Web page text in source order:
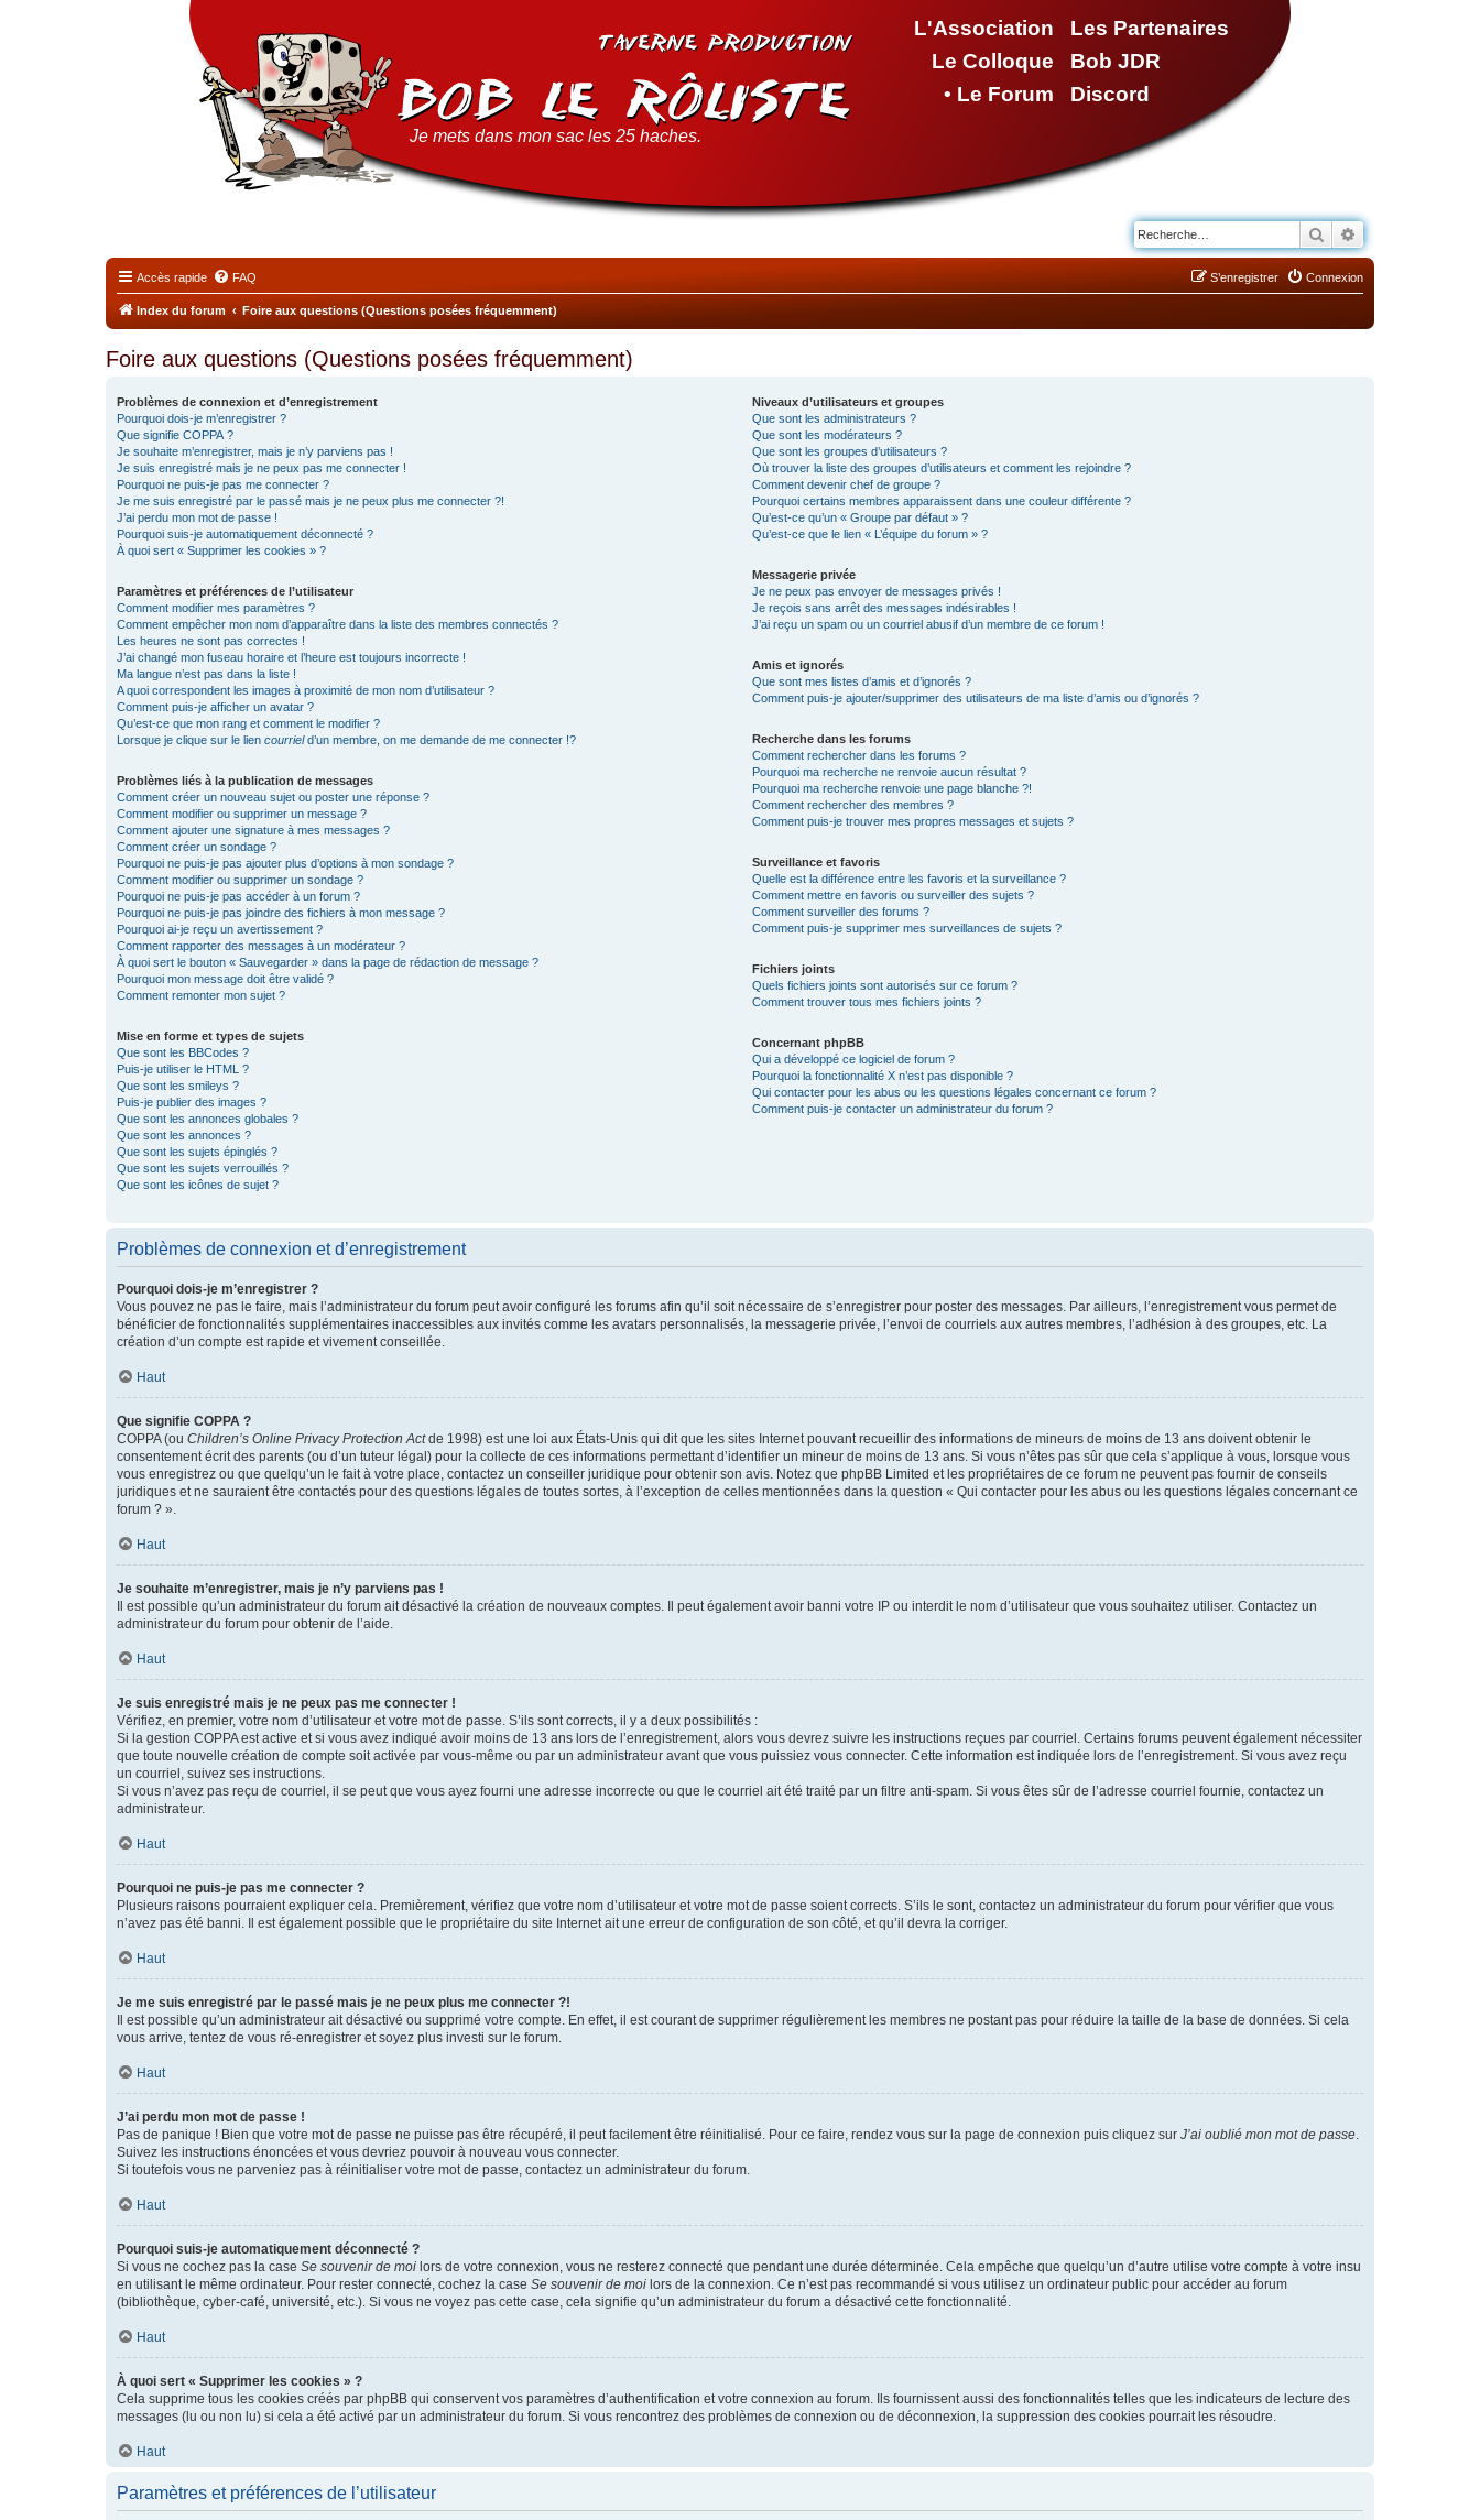
L'Association
Le Colloque
• Le Forum
Les Partenaires
Bob JDR
Discord
Je mets dans mon sac les 25 haches.
Rechercher
Accès rapide FAQ Connexion
S’enregistrer
Index du forum Foire aux questions (Questions posées fréquemment)
Foire aux questions (Questions posées fréquemment)
Problèmes de connexion et d’enregistrement
Pourquoi dois-je m’enregistrer ?
Que signifie COPPA ?
Je souhaite m’enregistrer, mais je n’y parviens pas !
Je suis enregistré mais je ne peux pas me connecter !
Pourquoi ne puis-je pas me connecter ?
Je me suis enregistré par le passé mais je ne peux plus me connecter ?!
J’ai perdu mon mot de passe !
Pourquoi suis-je automatiquement déconnecté ?
À quoi sert « Supprimer les cookies » ?
Paramètres et préférences de l’utilisateur
Comment modifier mes paramètres ?
Comment empêcher mon nom d’apparaître dans la liste des membres connectés ?
Les heures ne sont pas correctes !
J’ai changé mon fuseau horaire et l’heure est toujours incorrecte !
Ma langue n’est pas dans la liste !
A quoi correspondent les images à proximité de mon nom d’utilisateur ?
Comment puis-je afficher un avatar ?
Qu’est-ce que mon rang et comment le modifier ?
Lorsque je clique sur le lien courrield’un membre, on me demande de me connecter !?
Problèmes liés à la publication de messages
Comment créer un nouveau sujet ou poster une réponse ?
Comment modifier ou supprimer un message ?
Comment ajouter une signature à mes messages ?
Comment créer un sondage ?
Pourquoi ne puis-je pas ajouter plus d’options à mon sondage ?
Comment modifier ou supprimer un sondage ?
Pourquoi ne puis-je pas accéder à un forum ?
Pourquoi ne puis-je pas joindre des fichiers à mon message ?
Pourquoi ai-je reçu un avertissement ?
Comment rapporter des messages à un modérateur ?
À quoi sert le bouton « Sauvegarder » dans la page de rédaction de message ?
Pourquoi mon message doit être validé ?
Comment remonter mon sujet ?
Mise en forme et types de sujets
Que sont les BBCodes ?
Puis-je utiliser le HTML ?
Que sont les smileys ?
Puis-je publier des images ?
Que sont les annonces globales ?
Que sont les annonces ?
Que sont les sujets épinglés ?
Que sont les sujets verrouillés ?
Que sont les icônes de sujet ?
Niveaux d’utilisateurs et groupes
Que sont les administrateurs ?
Que sont les modérateurs ?
Que sont les groupes d’utilisateurs ?
Où trouver la liste des groupes d’utilisateurs et comment les rejoindre ?
Comment devenir chef de groupe ?
Pourquoi certains membres apparaissent dans une couleur différente ?
Qu’est-ce qu’un « Groupe par défaut » ?
Qu’est-ce que le lien « L’équipe du forum » ?
Messagerie privée
Je ne peux pas envoyer de messages privés !
Je reçois sans arrêt des messages indésirables !
J’ai reçu un spam ou un courriel abusif d’un membre de ce forum !
Amis et ignorés
Que sont mes listes d’amis et d’ignorés ?
Comment puis-je ajouter/supprimer des utilisateurs de ma liste d’amis ou d’ignorés ?
Recherche dans les forums
Comment rechercher dans les forums ?
Pourquoi ma recherche ne renvoie aucun résultat ?
Pourquoi ma recherche renvoie une page blanche ?!
Comment rechercher des membres ?
Comment puis-je trouver mes propres messages et sujets ?
Surveillance et favoris
Quelle est la différence entre les favoris et la surveillance ?
Comment mettre en favoris ou surveiller des sujets ?
Comment surveiller des forums ?
Comment puis-je supprimer mes surveillances de sujets ?
Fichiers joints
Quels fichiers joints sont autorisés sur ce forum ?
Comment trouver tous mes fichiers joints ?
Concernant phpBB
Qui a développé ce logiciel de forum ?
Pourquoi la fonctionnalité X n’est pas disponible ?
Qui contacter pour les abus ou les questions légales concernant ce forum ?
Comment puis-je contacter un administrateur du forum ?
Problèmes de connexion et d’enregistrement
Pourquoi dois-je m’enregistrer ?
Vous pouvez ne pas le faire, mais l’administrateur du forum peut avoir configuré les forums afin qu’il soit nécessaire de s’enregistrer pour poster des messages. Par ailleurs, l’enregistrement vous permet de
bénéficier de fonctionnalités supplémentaires inaccessibles aux invités comme les avatars personnalisés, la messagerie privée, l’envoi de courriels aux autres membres, l’adhésion à des groupes, etc. La
création d’un compte est rapide et vivement conseillée.
Haut
Que signifie COPPA ?
COPPA (ou Children’s Online Privacy Protection Actde 1998) est une loi aux États-Unis qui dit que les sites Internet pouvant recueillir des informations de mineurs de moins de 13 ans doivent obtenir le
consentement écrit des parents (ou d’un tuteur légal) pour la collecte de ces informations permettant d’identifier un mineur de moins de 13 ans. Si vous n’êtes pas sûr que cela s’applique à vous, lorsque vous
vous enregistrez ou que quelqu’un le fait à votre place, contactez un conseiller juridique pour obtenir son avis. Notez que phpBB Limited et les propriétaires de ce forum ne peuvent pas fournir de conseils
juridiques et ne sauraient être contactés pour des questions légales de toutes sortes, à l’exception de celles mentionnées dans la question « Qui contacter pour les abus ou les questions légales concernant ce
forum ? ».
Haut
Je souhaite m’enregistrer, mais je n’y parviens pas !
Il est possible qu’un administrateur du forum ait désactivé la création de nouveaux comptes. Il peut également avoir banni votre IP ou interdit le nom d’utilisateur que vous souhaitez utiliser. Contactez un
administrateur du forum pour obtenir de l’aide.
Haut
Je suis enregistré mais je ne peux pas me connecter !
Vérifiez, en premier, votre nom d’utilisateur et votre mot de passe. S’ils sont corrects, il y a deux possibilités :
Si la gestion COPPA est active et si vous avez indiqué avoir moins de 13 ans lors de l’enregistrement, alors vous devrez suivre les instructions reçues par courriel. Certains forums peuvent également nécessiter
que toute nouvelle création de compte soit activée par vous-même ou par un administrateur avant que vous puissiez vous connecter. Cette information est indiquée lors de l’enregistrement. Si vous avez reçu
un courriel, suivez ses instructions.
Si vous n’avez pas reçu de courriel, il se peut que vous ayez fourni une adresse incorrecte ou que le courriel ait été traité par un filtre anti-spam. Si vous êtes sûr de l’adresse courriel fournie, contactez un
administrateur.
Haut
Pourquoi ne puis-je pas me connecter ?
Plusieurs raisons pourraient expliquer cela. Premièrement, vérifiez que votre nom d’utilisateur et votre mot de passe soient corrects. S’ils le sont, contactez un administrateur du forum pour vérifier que vous
n’avez pas été banni. Il est également possible que le propriétaire du site Internet ait une erreur de configuration de son côté, et qu’il devra la corriger.
Haut
Je me suis enregistré par le passé mais je ne peux plus me connecter ?!
Il est possible qu’un administrateur ait désactivé ou supprimé votre compte. En effet, il est courant de supprimer régulièrement les membres ne postant pas pour réduire la taille de la base de données. Si cela
vous arrive, tentez de vous ré-enregistrer et soyez plus investi sur le forum.
Haut
J’ai perdu mon mot de passe !
Pas de panique ! Bien que votre mot de passe ne puisse pas être récupéré, il peut facilement être réinitialisé. Pour ce faire, rendez vous sur la page de connexion puis cliquez sur J’ai oublié mon mot de passe.
Suivez les instructions énoncées et vous devriez pouvoir à nouveau vous connecter.
Si toutefois vous ne parveniez pas à réinitialiser votre mot de passe, contactez un administrateur du forum.
Haut
Pourquoi suis-je automatiquement déconnecté ?
Si vous ne cochez pas la case Se souvenir de moi lors de votre connexion, vous ne resterez connecté que pendant une durée déterminée. Cela empêche que quelqu’un d’autre utilise votre compte à votre insu
en utilisant le même ordinateur. Pour rester connecté, cochez la case Se souvenir de moi lors de la connexion. Ce n’est pas recommandé si vous utilisez un ordinateur public pour accéder au forum
(bibliothèque, cyber-café, université, etc.). Si vous ne voyez pas cette case, cela signifie qu’un administrateur du forum a désactivé cette fonctionnalité.
Haut
À quoi sert « Supprimer les cookies » ?
Cela supprime tous les cookies créés par phpBB qui conservent vos paramètres d’authentification et votre connexion au forum. Ils fournissent aussi des fonctionnalités telles que les indicateurs de lecture des
messages (lu ou non lu) si cela a été activé par un administrateur du forum. Si vous rencontrez des problèmes de connexion ou de déconnexion, la suppression des cookies pourrait les résoudre.
Haut
Paramètres et préférences de l’utilisateur